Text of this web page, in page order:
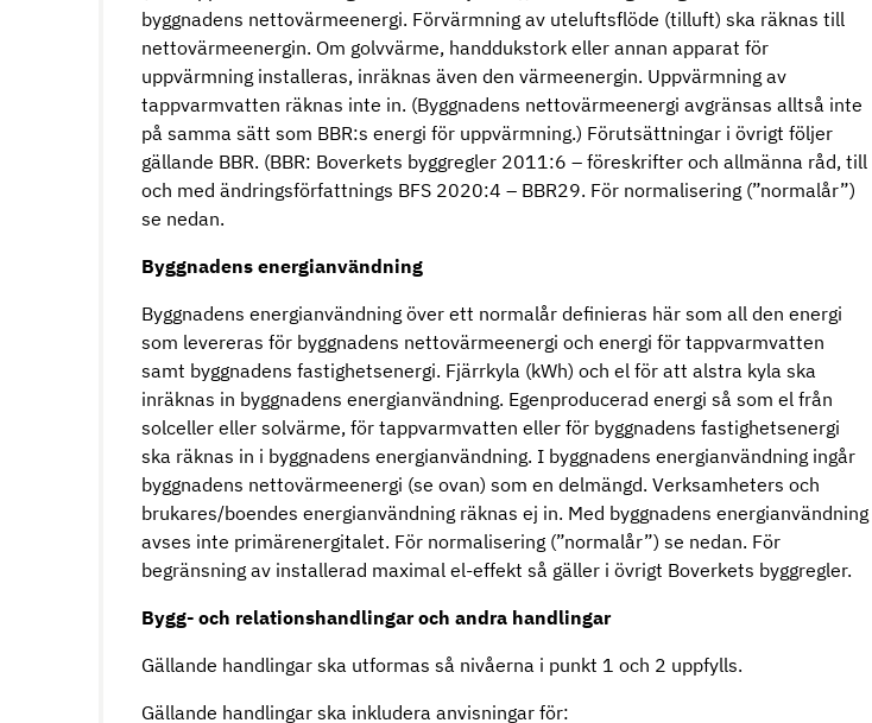
byggnadens nettovärmeenergi. Förvärmning av uteluftsflöde (tilluft) ska räknas till
nettovärmeenergin. Om golvvärme, handdukstork eller annan apparat för
uppvärmning installeras, inräknas även den värmeenergin. Uppvärmning av
tappvarmvatten räknas inte in. (Byggnadens nettovärmeenergi avgränsas alltså inte
på samma sätt som BBR:s energi för uppvärmning.) Förutsättningar i övrigt följer
gällande BBR. (BBR: Boverkets byggregler 2011:6 – föreskrifter och allmänna råd, till
och med ändringsförfattnings BFS 2020:4 – BBR29. För normalisering (”normalår”)
se nedan.
Byggnadens energianvändning
Byggnadens energianvändning över ett normalår definieras här som all den energi
som levereras för byggnadens nettovärmeenergi och energi för tappvarmvatten
samt byggnadens fastighetsenergi. Fjärrkyla (kWh) och el för att alstra kyla ska
inräknas in byggnadens energianvändning. Egenproducerad energi så som el från
solceller eller solvärme, för tappvarmvatten eller för byggnadens fastighetsenergi
ska räknas in i byggnadens energianvändning. I byggnadens energianvändning ingår
byggnadens nettovärmeenergi (se ovan) som en delmängd. Verksamheters och
brukares/boendes energianvändning räknas ej in. Med byggnadens energianvändning
avses inte primärenergitalet. För normalisering (”normalår”) se nedan. För
begränsning av installerad maximal el-effekt så gäller i övrigt Boverkets byggregler.
Bygg- och relationshandlingar och andra handlingar
Gällande handlingar ska utformas så nivåerna i punkt 1 och 2 uppfylls.
Gällande handlingar ska inkludera anvisningar för: